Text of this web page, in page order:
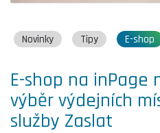
Novinky Tipy E-shop
E-shop na inPage
výběr výdejních
služby Zaslat